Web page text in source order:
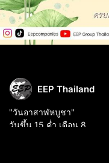
EEP Thailand
"วันอาสาฬหบูชา"
วันขึ้น 15 ค่ำ เดือน 8
เป็นวันที่มีความสำคัญคือพ